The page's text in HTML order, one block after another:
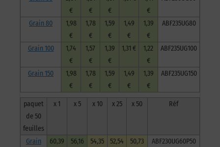
€
€
€
€
Grain 80
1,98
€
1,78
€
1,59
€
1,49
€
1,39
€
ABF235UG80
Grain 100
1,74
€
1,57
€
1,39
€
1,31 €
1,22
€
ABF235UG100
Grain 150
1,98
€
1,78
€
1,59
€
1,49
€
1,39
€
ABF235UG150
paquet
de 50
feuilles
x 1 x 5 x 10 x 25 x 50 Réf
Grain
60,39
56,16
54,35
52,54
50,73
ABF230UG60P50